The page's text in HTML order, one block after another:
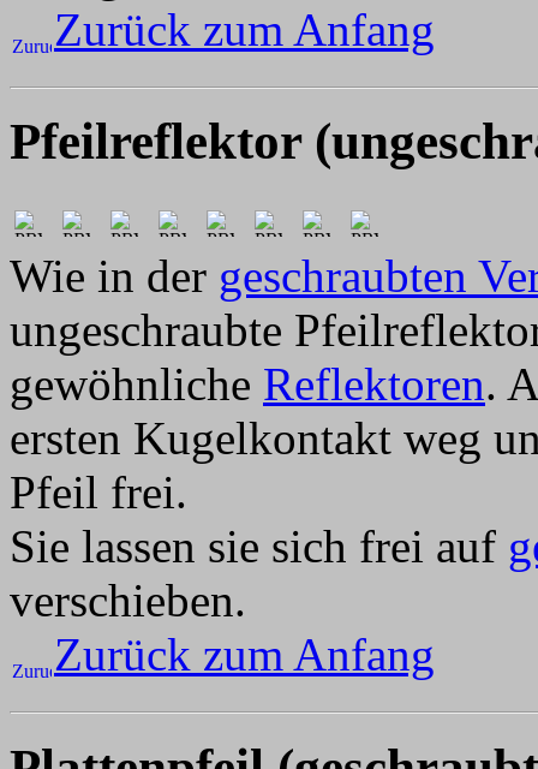
Zurück zum Anfang
Pfeilreflektor
Wie in der geschraubten
ungeschraubte
gewöhnliche Reflektoren.
ersten Kugelkontakt weg
Pfeil frei.
Sie lassen sie sich frei auf
verschieben.
Zurück zum Anfang